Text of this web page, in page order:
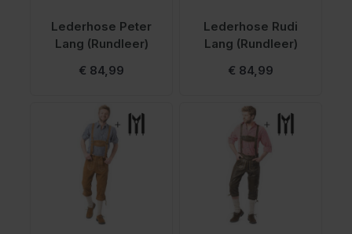
Lederhose Peter
Lang (Rundleer)
€ 84,99
Lederhose Rudi
Lang (Rundleer)
€ 84,99